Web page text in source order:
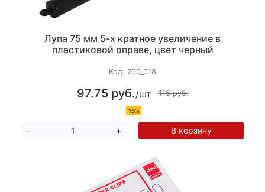
Лупа 75 мм 5-х кратное увеличение в
пластиковой оправе, цвет черный
Код: 700_018
97.75 руб./шт 115 руб.
15%
- + В корзину